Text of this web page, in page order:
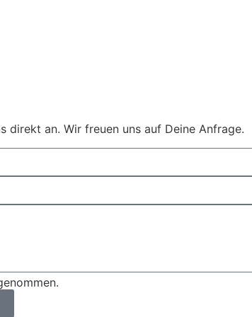
direkt an. Wir freuen uns auf Deine Anfrage.